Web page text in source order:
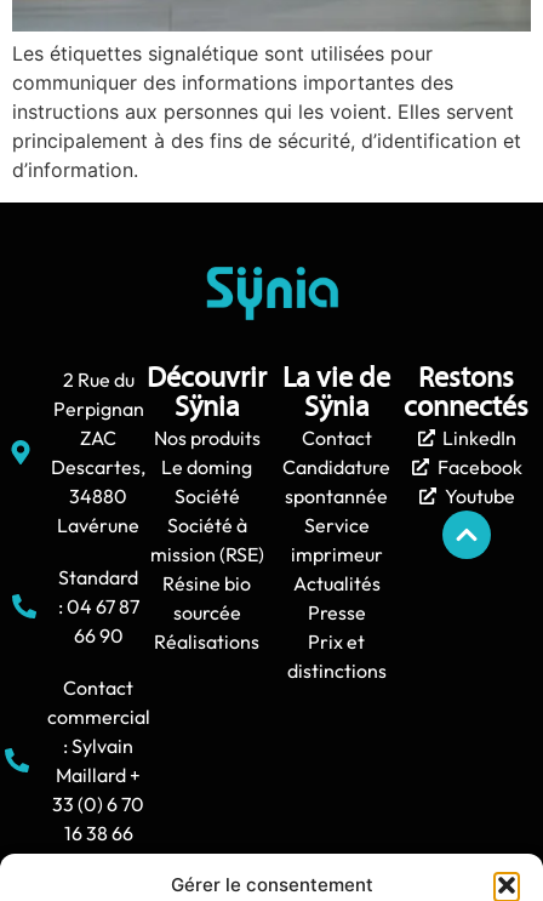
Gérer le consentement
Les étiquettes signalétique sont utilisées pour
communiquer des informations importantes des
instructions aux personnes qui les voient. Elles servent
principalement à des fins de sécurité, d’identification et
d’information.
2 Rue du
Perpignan
ZAC
Descartes,
34880
Lavérune
Standard
: 04 67 87
66 90
Contact
commercial
: Sylvain
Maillard +
33 (0) 6 70
16 38 66
Découvrir
Sÿnia
Nos produits
Le doming
Société
Société à
mission (RSE)
Résine bio
sourcée
Réalisations
La vie de
Sÿnia
Contact
Candidature
spontannée
Service
imprimeur
Actualités
Presse
Prix et
distinctions
Restons
connectés
LinkedIn
Facebook
Youtube